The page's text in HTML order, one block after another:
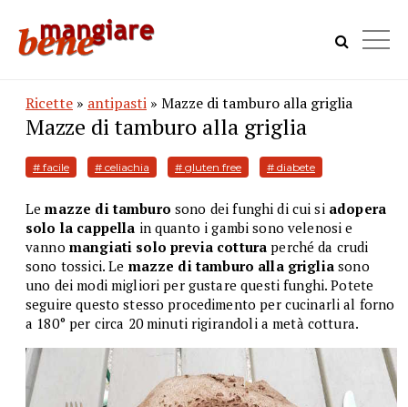
Ricette » antipasti » Mazze di tamburo alla griglia
Mazze di tamburo alla griglia
# facile # celiachia # gluten free # diabete
Lemazze di tamburo sono dei funghi di cui si adopera
solo la cappella in quanto i gambi sono velenosi e
vanno mangiati solo previa cotturaperché da crudi
sono tossici. Le mazze di tamburo alla grigliasono
uno dei modi migliori per gustare questi funghi. Potete
seguire questo stesso procedimento per cucinarli al forno
a 180° per circa 20 minuti rigirandoli a metà cottura.